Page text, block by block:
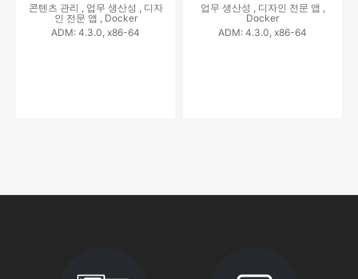
콘텐츠 관리 , 업무 생산성 , 디자
인 전문 앱 , Docker
ADM: 4.3.0, x86-64
업무 생산성 , 디자인 전문 앱 ,
Docker
ADM: 4.3.0, x86-64